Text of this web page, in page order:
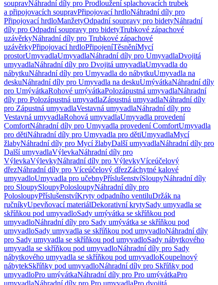
soupravNáhradní díly pro Prodloužení splachovacích trubek
a připojovacích soupravPřipojovací hrdloNáhradní díly pro
Připojovací hrdloManžetyOdpadní soupravy pro bidetyNáhradní
díly pro Odpadní soupravy pro bidetyTrubkové zápachové
uzávěrkyNáhradní díly pro Trubkové zápachové
uzávěrkyPřipojovací hrdloPřipojeníTěsněníMycí
prostorUmyvadlaUmyvadlaNáhradní díly pro UmyvadlaDvojitá
umyvadlaNáhradní díly pro Dvojitá umyvadlaUmyvadla do
nábytkuNáhradní díly pro Umyvadla do nábytkuUmyvadla na
deskuNáhradní díly pro Umyvadla na deskuUmývátkaNáhradní díly
pro UmývátkaRohové umývátkaPolozápustná umyvadlaNáhradní
díly pro Polozápustná umyvadlaZápustná umyvadlaNáhradní díly
pro Zápustná umyvadlaVestavná umyvadlaNáhradní díly pro
Vestavná umyvadlaRohová umyvadlaUmyvadla provedení
ComfortNáhradní díly pro Umyvadla provedení ComfortUmyvadla
pro dětiNáhradní díly pro Umyvadla pro dětiUmyvadlaMycí
žlabyNáhradní díly pro Mycí žlabyDalší umyvadlaNáhradní díly pro
Další umyvadlaVýlevkaNáhradní díly pro
VýlevkaVýlevkyNáhradní díly pro VýlevkyVíceúčelový
dřezNáhradní díly pro Víceúčelový dřezZáchytné kalové
umyvadloUmyvadla pro učebnyPříslušenstvíSloupyNáhradní díly
pro SloupySloupyPolosloupyNáhradní díly pro
PolosloupyPříslušenstvíKryty odpadního ventiluDržák na
ručníkyUpevňovací materiálDekorativní krytySady umyvadla se
skříňkou pod umyvadloSady umývátka se skříňkou pod
umyvadloNáhradní díly pro Sady umývátka se skříňkou pod
umyvadloSady umyvadla se skříňkou pod umyvadloNáhradní díly
pro Sady umyvadla se skříňkou pod umyvadloSady nábytkového
umyvadla se skříňkou pod umyvadloNáhradní díly pro Sady
nábytkového umyvadla se skříňkou pod umyvadloKoupelnový
nábytekSkříňky pod umyvadloNáhradní díly pro Skříňky pod
umyvadloPro umývátkaNáhradní díly pro Pro umývátkaPro
umyvadlaNáhradní díly pro Pro umyvadlaPro dvojitá